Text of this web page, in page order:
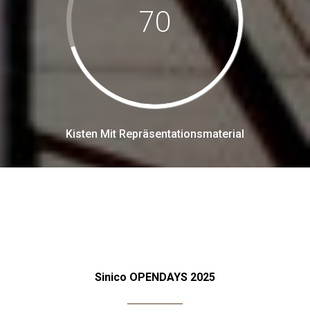
70
Kisten Mit Repräsentationsmaterial
Sinico OPENDAYS 2025